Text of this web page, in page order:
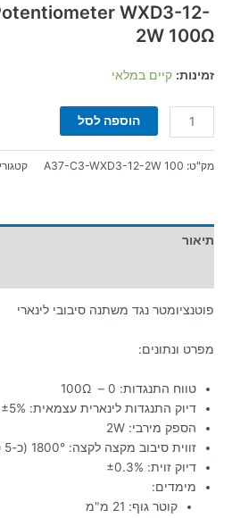
WXD3-12-
2W 100Ω
זמינות: קיים במלאי
הוספה לסל
מק"ט: A37-C3-WXD3-12-2W 100
תיאור
פוטנציומטר נגד משתנה סיבובי לינארי
מפרט ונתונים:
טווח התנגדות: 0 – 100Ω
דיוק התנגדות לינארית עצמאית: ±5%
הספק מירבי: 2W
זווית סיבוב מקצה לקצה: 1800° (כ-5 סיבובים)
דיוק זוית: ±0.3%
מימדים:
קוטר גוף: 21 מ"מ